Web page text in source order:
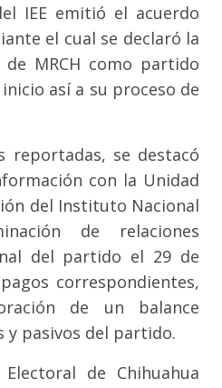
IEE emitió el acuerdo
el cual se declaró la
MRCH como partido
así a su proceso de
reportadas, se destacó
con la Unidad
del Instituto Nacional
de relaciones
del partido el 29 de
correspondientes,
de un balance
y pasivos del partido.
de Chihuahua